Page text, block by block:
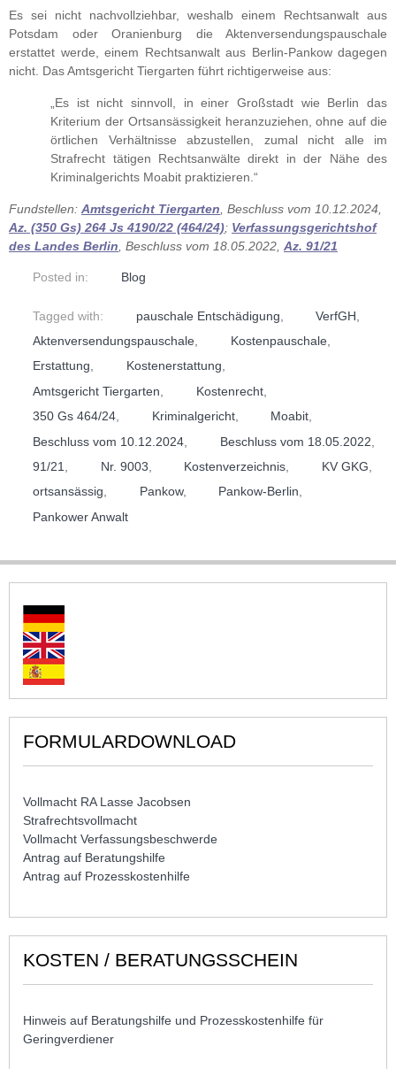
Es sei nicht nachvollziehbar, weshalb einem Rechtsanwalt aus
Potsdam oder Oranienburg die Aktenversendungspauschale
erstattet werde, einem Rechtsanwalt aus Berlin-Pankow dagegen
nicht. Das Amtsgericht Tiergarten führt richtigerweise aus:
„Es ist nicht sinnvoll, in einer Großstadt wie Berlin das
Kriterium der Ortsansässigkeit heranzuziehen, ohne auf die
örtlichen Verhältnisse abzustellen, zumal nicht alle im
Strafrecht tätigen Rechtsanwälte direkt in der Nähe des
Kriminalgerichts Moabit praktizieren.“
Fundstellen: Amtsgericht Tiergarten , Beschluss vom 10.12.2024,
Az. (350 Gs) 264 Js 4190/22 (464/24); Verfassungsgerichtshof
des Landes Berlin , Beschluss vom 18.05.2022, Az. 91/21
Posted in: Blog
Tagged with: pauschale Entschädigung VerfGH
Aktenversendungspauschale
Kostenpauschale,
Erstattung, Kostenerstattung,
Amtsgericht Tiergarten
Kostenrecht,
350 Gs 464/24
Kriminalgericht, Moabit
Beschluss vom 10.12.2024
Beschluss vom 18.05.2022
91/21
Nr. 9003 Kostenverzeichnis KV GKG
ortsansässig, Pankow, Pankow-Berlin,
Pankower Anwalt
FORMULARDOWNLOAD
Vollmacht RA Lasse Jacobsen
Strafrechtsvollmacht
Vollmacht Verfassungsbeschwerde
Antrag auf Beratungshilfe
Antrag auf Prozesskostenhilfe
KOSTEN / BERATUNGSSCHEIN
Hinweis auf Beratungshilfe und Prozesskostenhilfe für
Geringverdiener